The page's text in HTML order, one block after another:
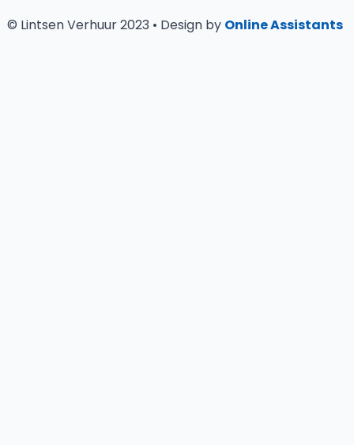
© Lintsen Verhuur 2023 • Design by Online Assistants